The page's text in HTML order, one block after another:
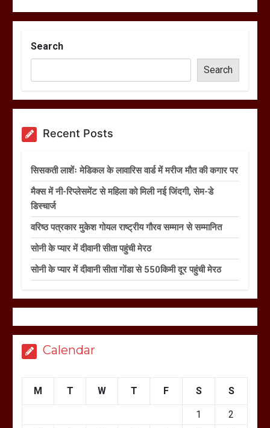
Search
Search
Recent Posts
सिसकती लाशेंः मेडिकल के लावारिस वार्ड में मरीज मौत की कगार पर
मैक्स में नी-रिप्लेसमेंट से महिला को मिली नई जिंदगी, सेम-डे
डिस्चार्ज
वरिष्ठ पत्रकार मुकेश गोयल राष्ट्रीय गौरव सम्मान से सम्मानित
सोनी के प्यार में दीवानी सीता पहुंची मेरठ
सोनी के प्यार में दीवानी सीता गोंडा से 550किमी दूर पहुंची मेरठ
Calendar
M T W T F S S
1
2